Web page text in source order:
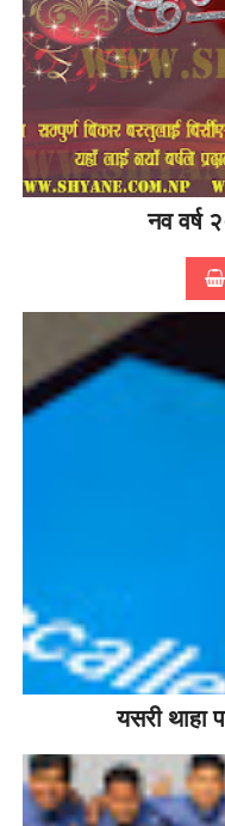
नव वर्ष
यसरी थाहा